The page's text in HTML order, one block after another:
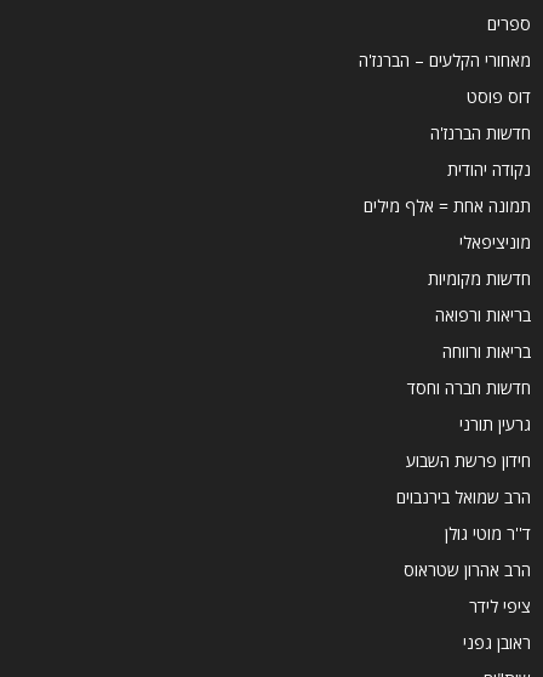
ספרים
מאחורי הקלעים – הברנז'ה
דוס פוסט
חדשות הברנז'ה
נקודה יהודית
תמונה אחת = אלף מילים
מוניציפאלי
חדשות מקומיות
בריאות ורפואה
בריאות ורווחה
חדשות חברה וחסד
גרעין תורני
חידון פרשת השבוע
הרב שמואל בירנבוים
ד''ר מוטי גולן
הרב אהרון שטראוס
ציפי לידר
ראובן גפני